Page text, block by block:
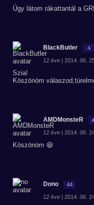
Úgy látom rákattantál a
BlackButler 4
12 éve | 2014. 06.
Szia!
Köszönöm
AMDMonsteR
12 éve | 2014. 06.
Köszönöm 😆
Dono 44
12 éve | 2014. 06.